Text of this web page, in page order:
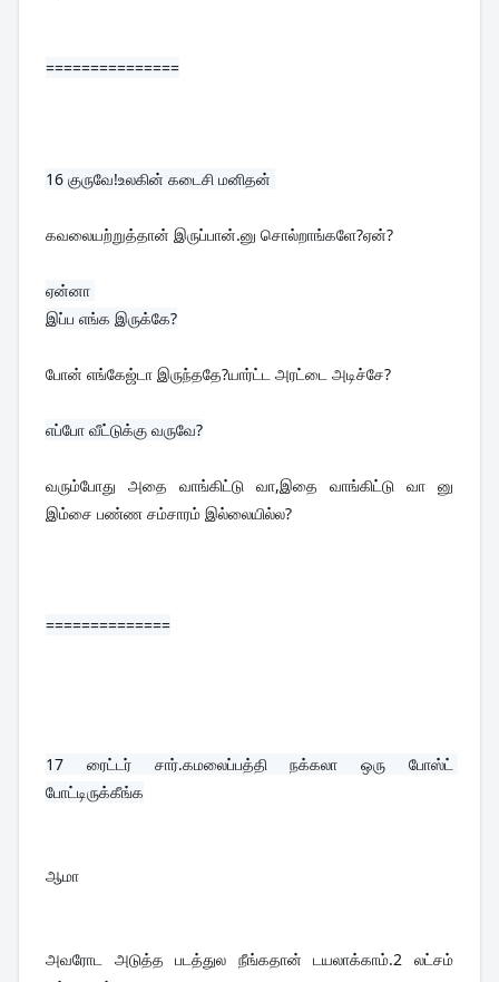
===============
16 குருவே!உலகின் கடைசி மனிதன்
கவலையற்றுத்தான் இருப்பான்.னு சொல்றாங்களே?ஏன்?
ஏன்னா
போன் எங்கேஜ்டா இருந்ததே?யார்ட்ட அரட்டை அடிச்சே?
வரும்போது அதை வாங்கிட்டு வா,இதை வாங்கிட்டு வா னு
இம்சை பண்ண சம்சாரம் இல்லையில்ல?
==============
17 ரைட்டர் சார்.கமலைப்பத்தி நக்கலா ஒரு போஸ்ட்
போட்டிருக்கீங்க
ஆமா
அவரோட அடுத்த படத்துல நீங்கதான் டயலாக்காம்.2 லட்சம்